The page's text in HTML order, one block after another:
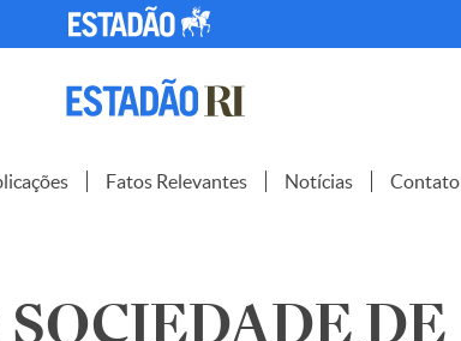
Fatos Relevantes Notícias Contato
DE